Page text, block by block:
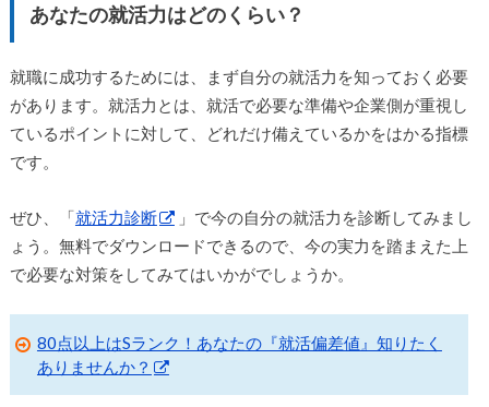
あなたの就活力はどのくらい？
就職に成功するためには、まず自分の就活力を知っておく必要
があります。就活力とは、就活で必要な準備や企業側が重視し
ているポイントに対して、どれだけ備えているかをはかる指標
です。
ぜひ、「就活力診断
」で今の自分の就活力を診断してみまし
ょう。無料でダウンロードできるので、今の実力を踏まえた上
で必要な対策をしてみてはいかがでしょうか。
80点以上はSランク！あなたの『就活偏差値』知りたく
ありませんか？